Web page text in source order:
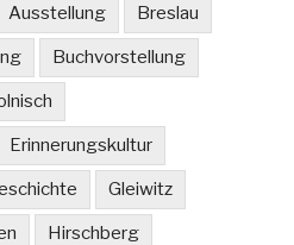
Ausstellung Breslau
Buchvorstellung
Erinnerungskultur
Gleiwitz
Hirschberg